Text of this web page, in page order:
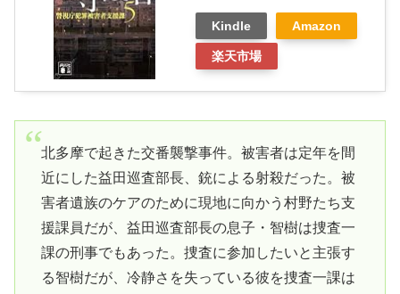
Kindle Amazon
楽天市場
北多摩で起きた交番襲撃事件。被害者は定年を間
近にした益田巡査部長、銃による射殺だった。被
害者遺族のケアのために現地に向かう村野たち支
援課員だが、益田巡査部長の息子・智樹は捜査一
課の刑事でもあった。捜査に参加したいと主張す
る智樹だが、冷静さを失っている彼を捜査一課は